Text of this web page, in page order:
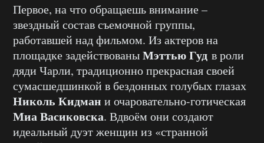
Первое, на что обращаешь внимание –
звездный состав съемочной группы,
работавшей над фильмом. Из актеров на
площадке задействованыМэттью Гуд в роли
дяди Чарли, традиционно прекрасная своей
сумасшедшинкой в бездонных голубых глазах
Николь Кидман и очаровательно-готическая
Миа Васиковска. Вдвоём они создают
идеальный дуэт женщин из «странной